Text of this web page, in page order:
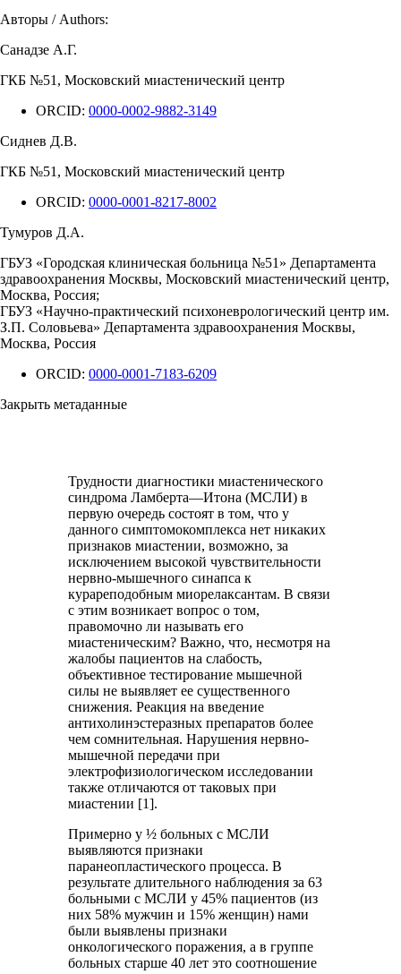
Авторы / Authors:
Санадзе А.Г.
ГКБ №51, Московский миастенический центр
ORCID: 0000-0002-9882-3149
Сиднев Д.В.
ГКБ №51, Московский миастенический центр
ORCID: 0000-0001-8217-8002
Тумуров Д.А.
ГБУЗ «Городская клиническая больница №51» Департамента
здравоохранения Москвы, Московский миастенический центр,
Москва, Россия;
ГБУЗ «Научно-практический психоневрологический центр им.
З.П. Соловьева» Департамента здравоохранения Москвы,
Москва, Россия
ORCID: 0000-0001-7183-6209
Закрыть метаданные
Трудности диагностики миастенического
синдрома Ламберта—Итона (МСЛИ) в
первую очередь состоят в том, что у
данного симптомокомплекса нет никаких
признаков миастении, возможно, за
исключением высокой чувствительности
нервно-мышечного синапса к
курареподобным миорелаксантам. В связи
c этим возникает вопрос о том,
правомочно ли называть его
миастеническим? Важно, что, несмотря на
жалобы пациентов на слабость,
объективное тестирование мышечной
силы не выявляет ее существенного
снижения. Реакция на введение
антихолинэстеразных препаратов более
чем сомнительная. Нарушения нервно-
мышечной передачи при
электрофизиологическом исследовании
также отличаются от таковых при
миастении [1].
Примерно у ½ больных с МСЛИ
выявляются признаки
паранеопластического процесса. В
результате длительного наблюдения за 63
больными с МСЛИ у 45% пациентов (из
них 58% мужчин и 15% женщин) нами
были выявлены признаки
онкологического поражения, а в группе
больных старше 40 лет это соотношение